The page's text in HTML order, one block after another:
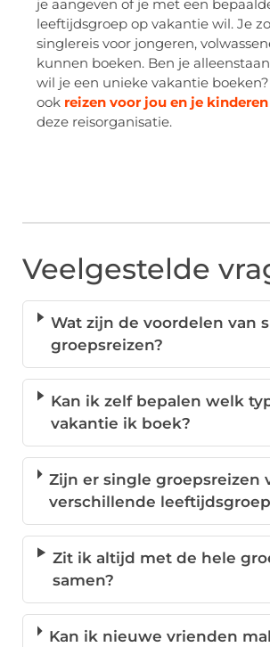
je aangeven of je met een
leeftijdsgroep op vakantie wil. Je
singlereis voor jongeren,
kunnen boeken. Ben je
wil je een unieke vakantie
ook reizen voor jou en je kinderen
deze reisorganisatie.
Veelgestelde
Wat zijn de voordelen van
groepsreizen?
Kan ik zelf bepalen welk
vakantie ik boek?
Zijn er single groepsreizen
verschillende
Zit ik altijd met de hele
samen?
Kan ik nieuwe vrienden